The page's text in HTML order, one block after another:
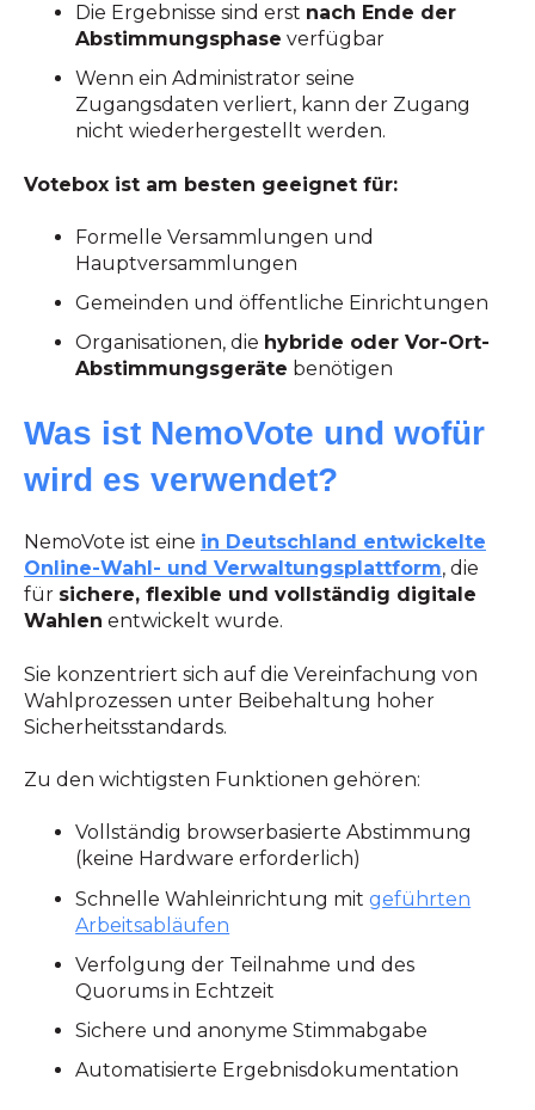
Die Ergebnisse sind erst nach Ende der
Abstimmungsphase verfügbar
Wenn ein Administrator seine
Zugangsdaten verliert, kann der Zugang
nicht wiederhergestellt werden.
Votebox ist am besten geeignet für:
Formelle Versammlungen und
Hauptversammlungen
Gemeinden und öffentliche Einrichtungen
Organisationen, die hybride oder Vor-Ort-
Abstimmungsgeräte benötigen
Was ist NemoVote und wofür
wird es verwendet?
NemoVote ist eine in Deutschland entwickelte
Online-Wahl- und Verwaltungsplattform, die
für sichere, flexible und vollständig digitale
Wahlen entwickelt wurde.
Sie konzentriert sich auf die Vereinfachung von
Wahlprozessen unter Beibehaltung hoher
Sicherheitsstandards.
Zu den wichtigsten Funktionen gehören:
Vollständig browserbasierte Abstimmung
(keine Hardware erforderlich)
Schnelle Wahleinrichtung mitgeführten
Arbeitsabläufen
Verfolgung der Teilnahme und des
Quorums in Echtzeit
Sichere und anonyme Stimmabgabe
Automatisierte Ergebnisdokumentation